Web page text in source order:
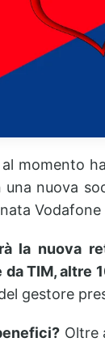
momento
una nuova
Vodafone
la nuova
TIM, altre
gestore
Oltre